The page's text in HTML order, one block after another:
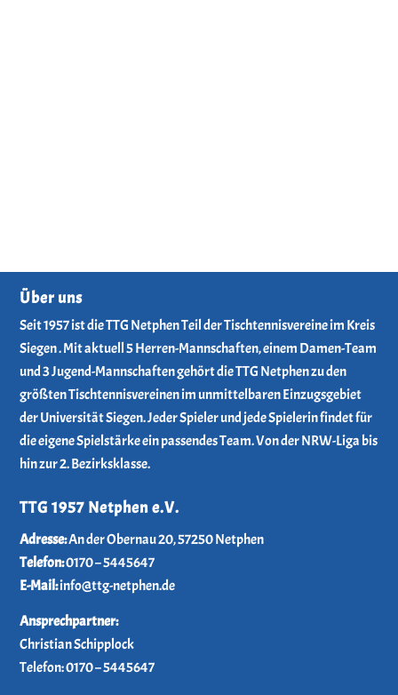
Über uns
Seit 1957 ist die TTG Netphen Teil der Tischtennisvereine im Kreis
Siegen . Mit aktuell 5 Herren-Mannschaften, einem Damen-Team
und 3 Jugend-Mannschaften gehört die TTG Netphen zu den
größten Tischtennisvereinen im unmittelbaren Einzugsgebiet
der Universität Siegen. Jeder Spieler und jede Spielerin findet für
die eigene Spielstärke ein passendes Team. Von der NRW-Liga bis
hin zur 2. Bezirksklasse.
TTG 1957 Netphen e.V.
­Adresse:An der Obernau 20, 57250 Netphen
Telefon:0170 – 5445647
E-Mail:info@ttg-netphen.de
Ansprechpartner:
Christian Schipplock
Telefon:0170 – 5445647